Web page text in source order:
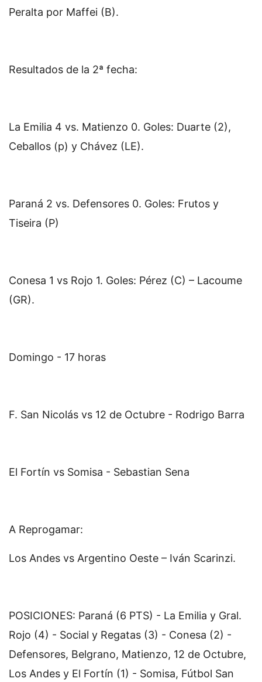
Peralta por Maffei (B).
Resultados de la 2ª fecha:
La Emilia 4 vs. Matienzo 0. Goles: Duarte (2),
Ceballos (p) y Chávez (LE).
Paraná 2 vs. Defensores 0. Goles: Frutos y
Tiseira (P)
Conesa 1 vs Rojo 1. Goles: Pérez (C) – Lacoume
(GR).
Domingo - 17 horas
F. San Nicolás vs 12 de Octubre - Rodrigo Barra
El Fortín vs Somisa - Sebastian Sena
A Reprogamar:
Los Andes vs Argentino Oeste – Iván Scarinzi.
POSICIONES: Paraná (6 PTS) - La Emilia y Gral.
Rojo (4) - Social y Regatas (3) - Conesa (2) -
Defensores, Belgrano, Matienzo, 12 de Octubre,
Los Andes y El Fortín (1) - Somisa, Fútbol San